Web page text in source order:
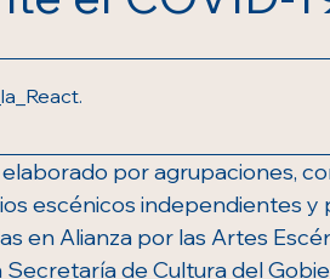
.
por agrupaciones,
escénicos independientes y
en Alianza por las Artes
de Cultura del